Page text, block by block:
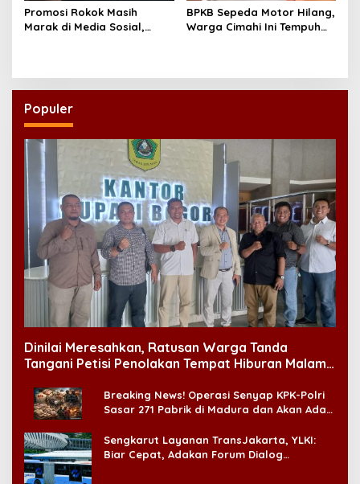
Promosi Rokok Masih
Marak di Media Sosial,
BPKB Sepeda Motor Hilang,
Warga Cimahi Ini Tempuh
Populer
Dinilai Meresahkan, Ratusan Warga Tanda
Tangani Petisi Penolakan Tempat Hiburan Malam
Breaking News! Operasi Senyap KPK-Polri
Sasar 271 Pabrik di Madura dan Akan Ada
Sengkarut Layanan TransJakarta, YLKI:
Biar Cepat, Adakan Forum Dialog